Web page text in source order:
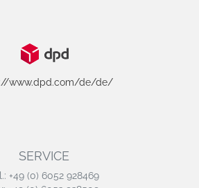
www.dpd.com/de/de/
SERVICE
+49 (0) 6052 928469